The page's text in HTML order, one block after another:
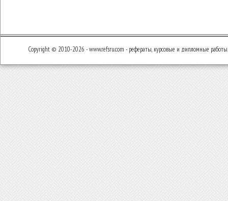
Copyright © 2010-2026 - www.refsru.com - рефераты, курсовые и дипломные работы